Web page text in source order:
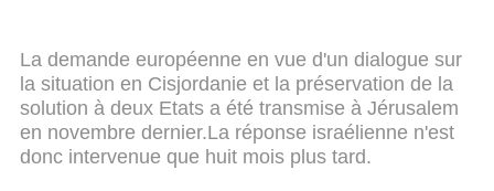
La demande européenne en vue d'un dialogue sur
la situation en Cisjordanie et la préservation de la
solution à deux Etats a été transmise à Jérusalem
en novembre dernier.La réponse israélienne n'est
donc intervenue que huit mois plus tard.